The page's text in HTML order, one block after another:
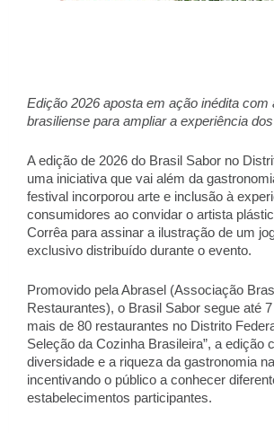
Edição 2026 aposta em ação inédita com
brasiliense para ampliar a experiência
A edição de 2026 do Brasil Sabor no
uma iniciativa que vai além da
festival incorporou arte e inclusão à
consumidores ao convidar o artista
Corrêa para assinar a ilustração de um
exclusivo distribuído durante o evento.
Promovido pela Abrasel (Associação
Restaurantes), o Brasil Sabor segue até
mais de 80 restaurantes no Distrito
Seleção da Cozinha Brasileira”, a edição
diversidade e a riqueza da gastronomia
incentivando o público a conhecer
estabelecimentos participantes.